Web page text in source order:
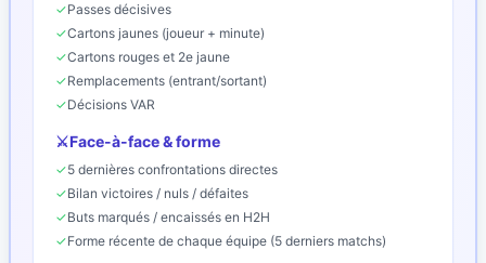
✓Passes décisives
✓Cartons jaunes (joueur + minute)
✓Cartons rouges et 2e jaune
✓Remplacements (entrant/sortant)
✓Décisions VAR
⚔️Face-à-face & forme
✓5 dernières confrontations directes
✓Bilan victoires / nuls / défaites
✓Buts marqués / encaissés en H2H
✓Forme récente de chaque équipe (5 derniers matchs)